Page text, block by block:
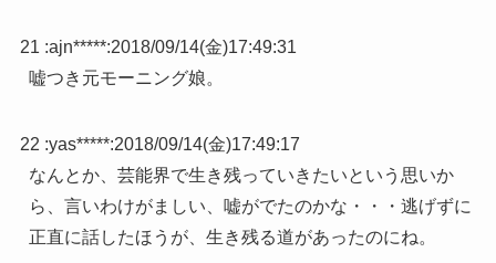
21 :ajn*****:2018/09/14(金)17:49:31
嘘つき元モーニング娘。
22 :yas*****:2018/09/14(金)17:49:17
なんとか、芸能界で生き残っていきたいという思いか
ら、言いわけがましい、嘘がでたのかな・・・逃げずに
正直に話したほうが、生き残る道があったのにね。